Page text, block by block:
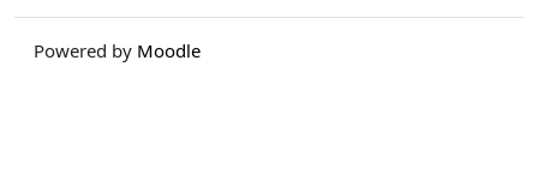
Powered by Moodle